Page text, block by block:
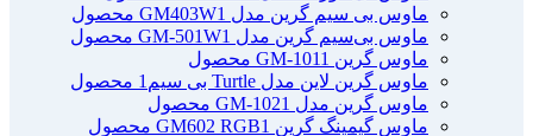
ماوس بی سیم گرین مدل GM403W 1 محصول
ماوس بی‌سیم گرین مدل GM-501W 1 محصول
ماوس گرین GM-101 1 محصول
ماوس گرین لاین مدل Turtle بی سیم
1 محصول
ماوس گرین مدل GM-102 1 محصول
ماوس گیمینگ گرین GM602 RGB 1 محصول